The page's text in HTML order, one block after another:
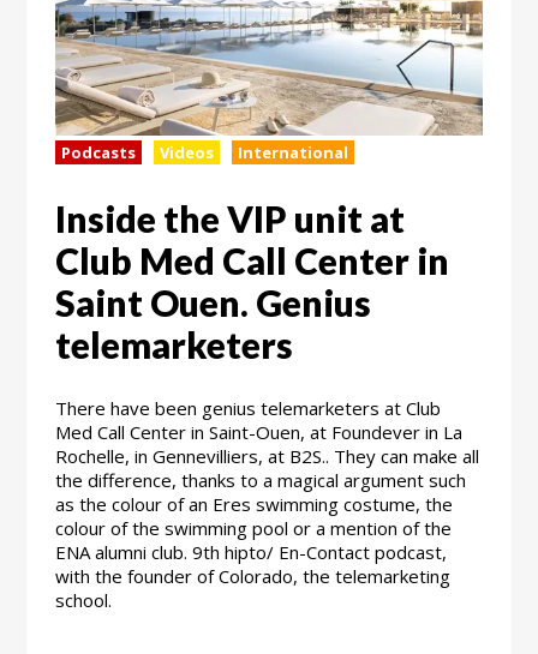
Podcasts Videos International
Inside the VIP unit at
Club Med Call Center in
Saint Ouen. Genius
telemarketers
There have been genius telemarketers at Club
Med Call Center in Saint-Ouen, at Foundever in La
Rochelle, in Gennevilliers, at B2S.. They can make all
the difference, thanks to a magical argument such
as the colour of an Eres swimming costume, the
colour of the swimming pool or a mention of the
ENA alumni club. 9th hipto/ En-Contact podcast,
with the founder of Colorado, the telemarketing
school.